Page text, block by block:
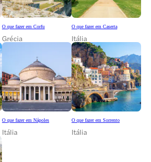
O que fazer em Corfu
Grécia
O que fazer em Caserta
Itália
O que fazer em Nápoles
Itália
O que fazer em Sorrento
Itália